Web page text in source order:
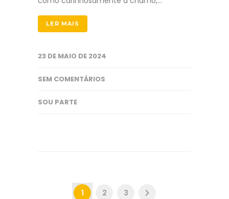
LER MAIS
23 DE MAIO DE 2024
SEM COMENTÁRIOS
SOU PARTE
1 2 3